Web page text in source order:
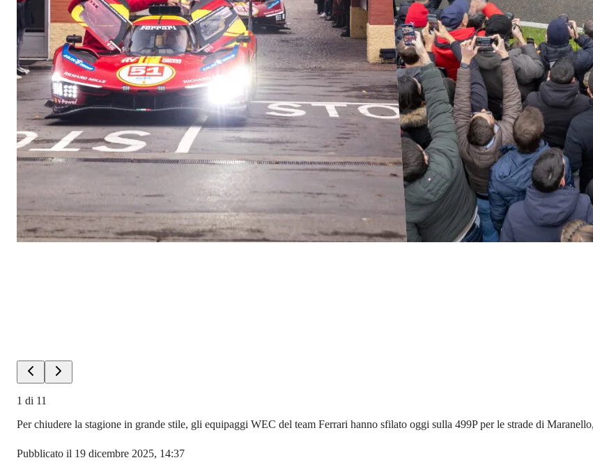
1 di 11
Per chiudere la stagione in grande stile, gli equipaggi WEC del team Ferrari hanno sfilato oggi sulla 499P per le strade di
Pubblicato il 19 dicembre 2025, 14:37